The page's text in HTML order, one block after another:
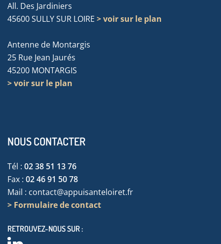
All. Des Jardiniers
45600 SULLY SUR LOIRE > voir sur le plan
Antenne de Montargis
25 Rue Jean Jaurés
45200 MONTARGIS
> voir sur le plan
NOUS CONTACTER
Tél : 02 38 51 13 76
Fax : 02 46 91 50 78
Mail : contact@appuisanteloiret.fr
> Formulaire de contact
RETROUVEZ-NOUS SUR :